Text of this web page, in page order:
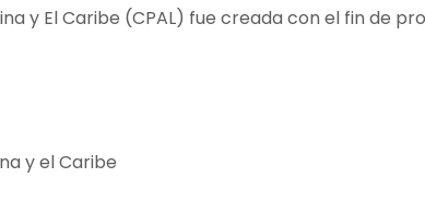
y El Caribe (CPAL) fue creada con el fin de
y el Caribe